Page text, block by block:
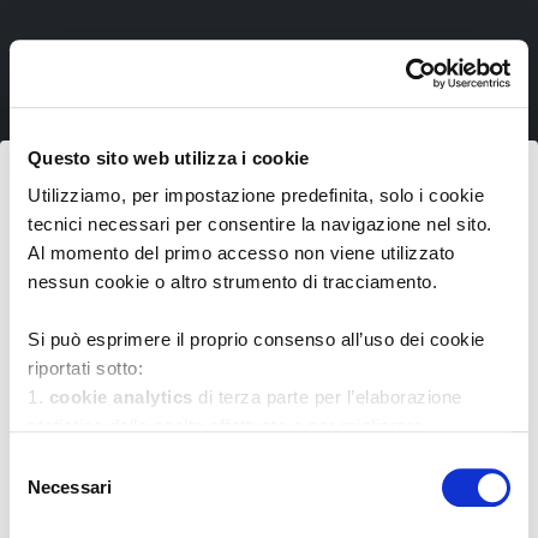
Questo sito web utilizza i cookie
Utilizziamo, per impostazione predefinita, solo i cookie
tecnici necessari per consentire la navigazione nel sito.
Al momento del primo accesso non viene utilizzato
nessun cookie o altro strumento di tracciamento.
Si può esprimere il proprio consenso all’uso dei cookie
riportati sotto:
1. cookie analytics di terza parte per l’elaborazione
2.cookie di marketing
di terza parte per tracciare le
delNecessari
Iscriviti ora!
Inserisci i tuoi dati
Cliccando dichiaro di acconsentire al trattamento
dei miei dati personali da parte della Fondazione